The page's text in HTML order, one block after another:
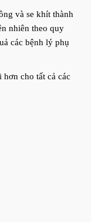
và se khít thành
nhiên theo quy
các bệnh lý phụ
cho tất cả các